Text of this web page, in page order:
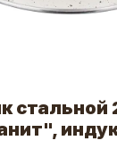
стальной